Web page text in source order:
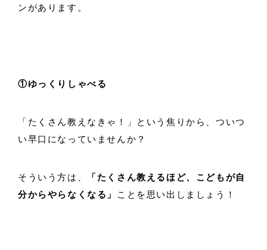
ンがあります。
①ゆっくりしゃべる
「たくさん教えなきゃ！」という焦りから、ついつ
い早口になっていませんか？
そういう方は、
「たくさん教えるほど、こどもが自
分からやらなくなる」
ことを思い出しましょう！